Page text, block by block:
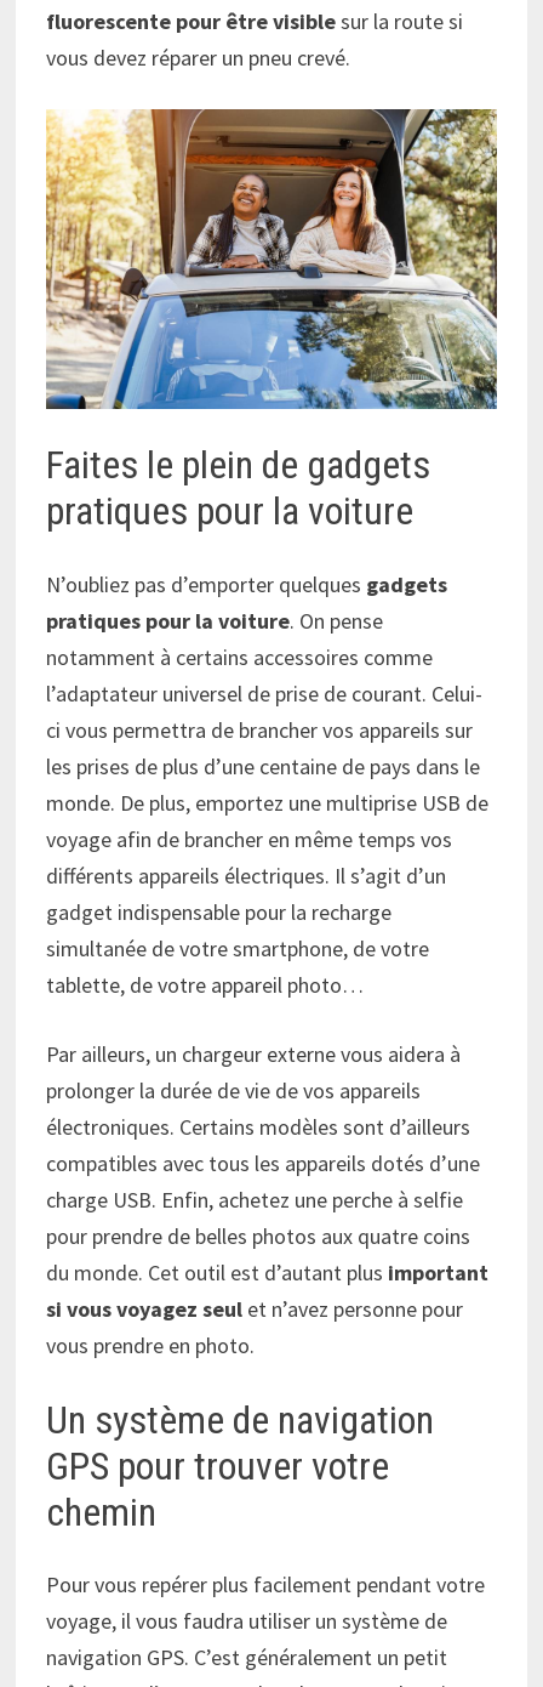
fluorescente pour être visiblesur la route si
vous devez réparer un pneu crevé.
Faites le plein de gadgets
pratiques pour la voiture
N’oubliez pas d’emporter quelques gadgets
pratiques pour la voiture. On pense
notamment à certains accessoires comme
l’adaptateur universel de prise de courant. Celui-
ci vous permettra de brancher vos appareils sur
les prises de plus d’une centaine de pays dans le
monde. De plus, emportez une multiprise USB de
voyage afin de brancher en même temps vos
différents appareils électriques. Il s’agit d’un
gadget indispensable pour la recharge
simultanée de votre smartphone, de votre
tablette, de votre appareil photo…
Par ailleurs, un chargeur externe vous aidera à
prolonger la durée de vie de vos appareils
électroniques. Certains modèles sont d’ailleurs
compatibles avec tous les appareils dotés d’une
charge USB. Enfin, achetez une perche à selfie
pour prendre de belles photos aux quatre coins
du monde. Cet outil est d’autant plus important
si vous voyagez seul et n’avez personne pour
vous prendre en photo.
Un système de navigation
GPS pour trouver votre
chemin
Pour vous repérer plus facilement pendant votre
voyage, il vous faudra utiliser un système de
navigation GPS. C’est généralement un petit